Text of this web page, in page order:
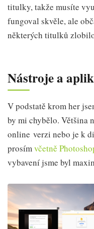
titulky, takže musíte
fungoval skvěle, ale
některých titulků
Nástroje a
V podstatě krom her
by mi chybělo. Většina
online verzi nebo je k
prosímvčetně
vybavení jsme byl